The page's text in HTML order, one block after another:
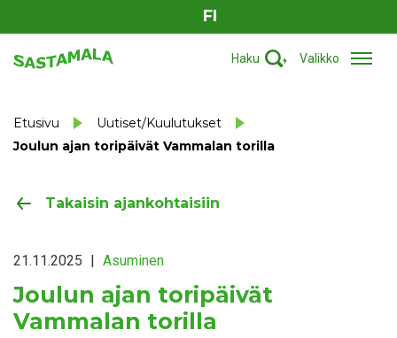
FI
Haku Valikko
Etusivu
Uutiset/Kuulutukset
Joulun ajan toripäivät Vammalan torilla
Takaisin ajankohtaisiin
21.11.2025 | Asuminen
Joulun ajan toripäivät
Vammalan torilla